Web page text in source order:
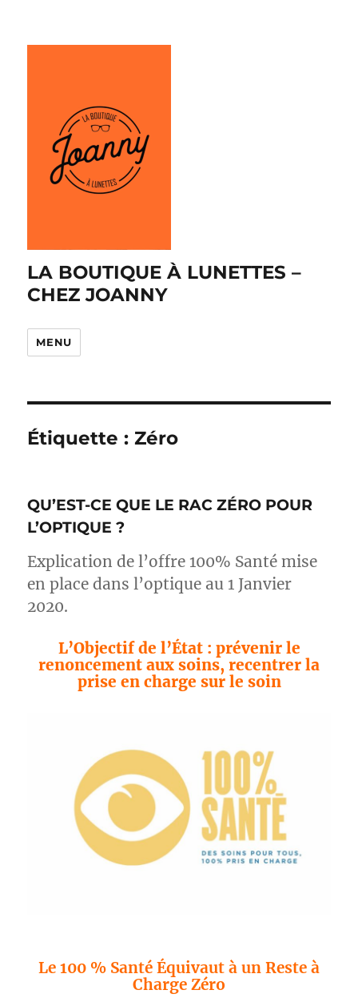
LA BOUTIQUE À LUNETTES –
CHEZ JOANNY
MENU
Étiquette :Zéro
QU’EST-CE QUE LE RAC ZÉRO POUR
L’OPTIQUE ?
Explication de l’offre 100% Santé mise
en place dans l’optique au 1 Janvier
2020.
L’Objectif de l’État : prévenir le
renoncement aux soins, recentrer la
prise en charge sur le soin
Le 100 % Santé Équivaut à un Reste à
Charge Zéro